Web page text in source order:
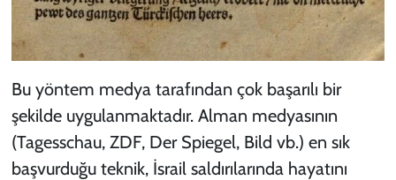
Bu yöntem medya tarafından çok başarılı bir
şekilde uygulanmaktadır. Alman medyasının
(Tagesschau, ZDF, Der Spiegel, Bild vb.) en sık
başvurduğu teknik, İsrail saldırılarında hayatını